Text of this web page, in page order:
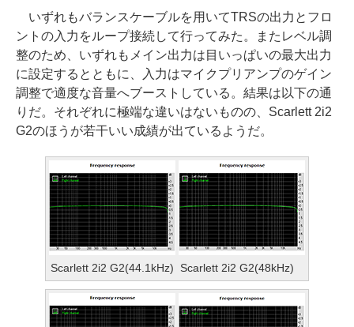
いずれもバランスケーブルを用いてTRSの出力とフロ
ントの入力をループ接続して行ってみた。またレベル調
整のため、いずれもメイン出力は目いっぱいの最大出力
に設定するとともに、入力はマイクプリアンプのゲイン
調整で適度な音量へブーストしている。結果は以下の通
りだ。それぞれに極端な違いはないものの、Scarlett 2i2
G2のほうが若干いい成績が出ているようだ。
Scarlett 2i2 G2(44.1kHz) Scarlett 2i2 G2(48kHz)